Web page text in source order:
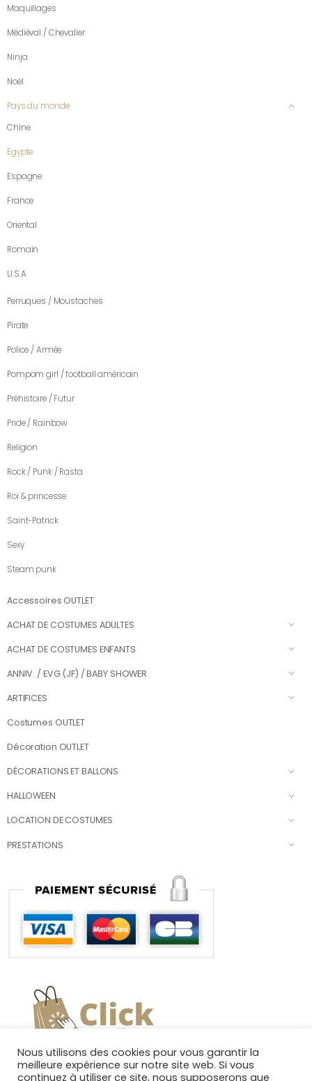
Maquillages
Médiéval / Chevalier
Ninja
Noël
Pays du monde
Chine
Egypte
Espagne
France
Oriental
Romain
U.S.A
Perruques / Moustaches
Pirate
Police / Armée
Pompom girl / football américain
Préhistoire / Futur
Pride / Rainbow
Religion
Rock / Punk / Rasta
Roi & princesse
Saint-Patrick
Sexy
Steam punk
Accessoires OUTLET
ACHAT DE COSTUMES ADULTES
ACHAT DE COSTUMES ENFANTS
ANNIV. / EVG (JF) / BABY SHOWER
ARTIFICES
Costumes OUTLET
Décoration OUTLET
DÉCORATIONS ET BALLONS
HALLOWEEN
LOCATION DE COSTUMES
PRESTATIONS
Nous utilisons des cookies pour vous garantir la
meilleure expérience sur notre site web. Si vous
continuez à utiliser ce site, nous supposerons que